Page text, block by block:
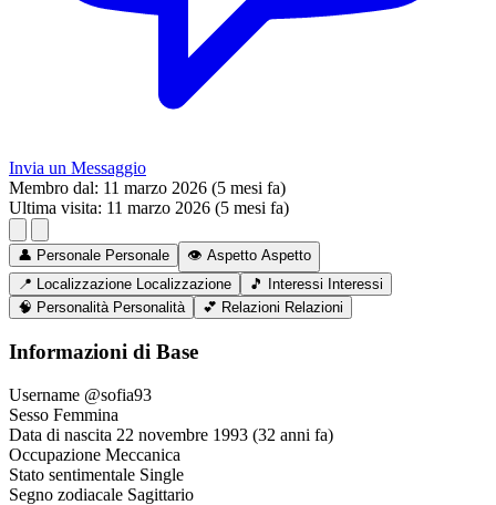
Invia un Messaggio
Membro dal: 11 marzo 2026 (5 mesi fa)
Ultima visita: 11 marzo 2026 (5 mesi fa)
👤 Personale Personale 👁️ Aspetto Aspetto
📍 Localizzazione Localizzazione 🎵 Interessi Interessi
🧠 Personalità Personalità 💕 Relazioni Relazioni
Informazioni di Base
Username @sofia93
Sesso Femmina
Data di nascita 22 novembre 1993 (32 anni fa)
Occupazione Meccanica
Stato sentimentale Single
Segno zodiacale Sagittario